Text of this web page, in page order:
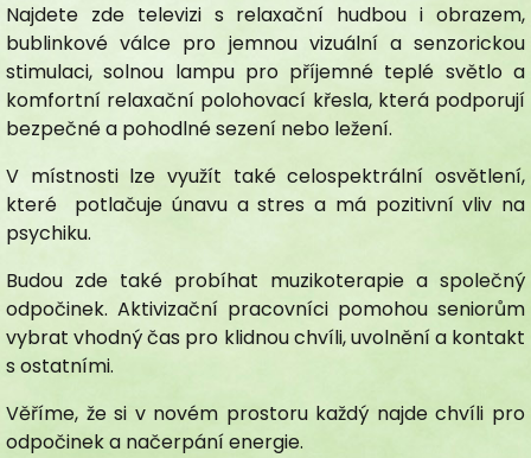
Fotogalerie pro rodinné příslušníky
Aktuality
Fotogalerie
Časopis Vesna
Projekty
Mezigenerační setkávání
Videogalerie
Doprovod
Informace
Výběrové řízení
Postup podání žádosti
Dobrovolnictví
Odborné stáže
Pracovní příležitosti
Najdete zde televizi s relaxační hudbou i obrazem,
bublinkové válce pro jemnou vizuální a senzorickou
stimulaci, solnou lampu pro příjemné teplé světlo a
komfortní relaxační polohovací křesla, která podporují
bezpečné a pohodlné sezení nebo ležení.
V místnosti lze využít také celospektrální osvětlení,
které potlačuje únavu a stres a má pozitivní vliv na
psychiku.
Budou zde také probíhat muzikoterapie a společný
odpočinek. Aktivizační pracovníci pomohou seniorům
vybrat vhodný čas pro klidnou chvíli, uvolnění a kontakt
s ostatními.
Věříme, že si v novém prostoru každý najde chvíli pro
odpočinek a načerpání energie.
Relaxační místnost